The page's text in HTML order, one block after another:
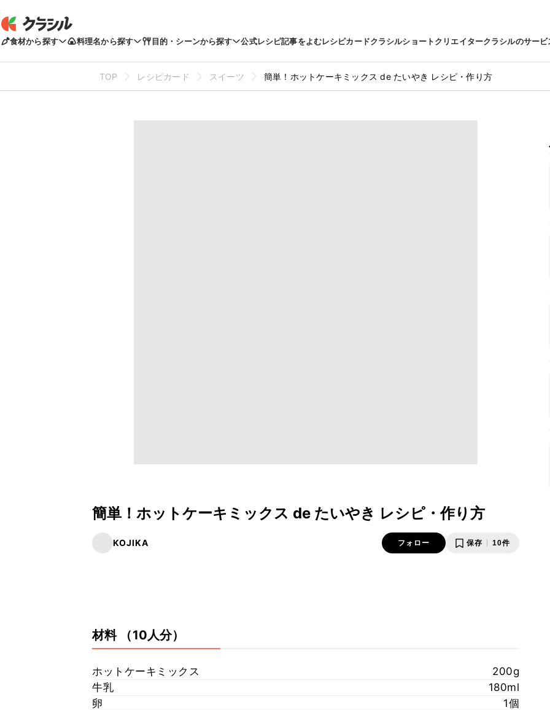
食材から探す 料理名から探す 目的・シーンから探す 公式レシピ記事をよむレシピカードクラシルショートクリエイタークラシルのサービ
TOP レシピカード スイーツ 簡単！ホットケーキミックス de たいやき レシピ・作り方
簡単！ホットケーキミックス de たいやき レシピ・作り方
KOJIKA フォロー 保存 10件
材料 （10人分）
ホットケーキミックス
200g
牛乳
180ml
卵
1個